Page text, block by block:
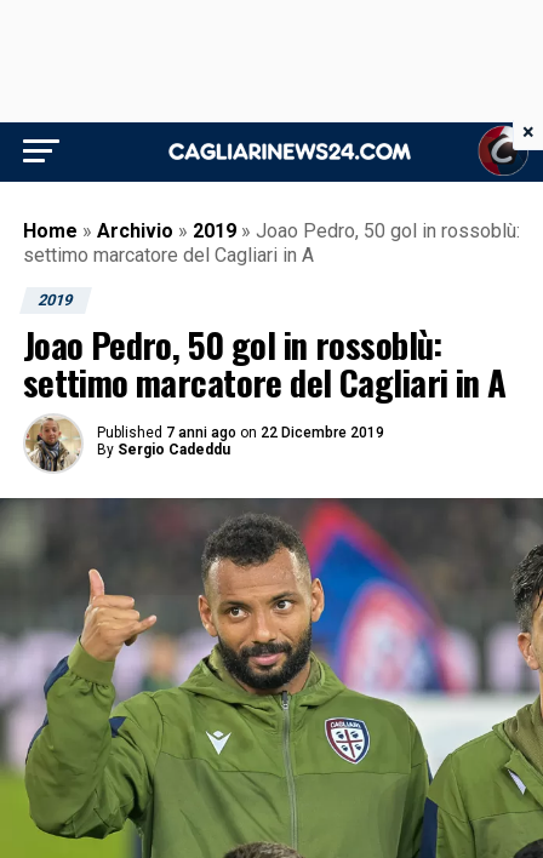
Home » Archivio » 2019 » Joao Pedro, 50 gol in rossoblù:
settimo marcatore del Cagliari in A
2019
Joao Pedro, 50 gol in rossoblù:
settimo marcatore del Cagliari in A
Published 7 anni ago on 22 Dicembre 2019
By Sergio Cadeddu
×